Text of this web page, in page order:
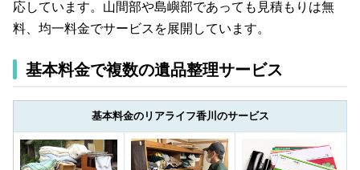
応しています。山間部や島嶼部であっても見積もりは無
料、均一料金でサービスを展開しています。
基本料金で複数の遺品整理サービス
基本料金のリアライフ香川のサービス